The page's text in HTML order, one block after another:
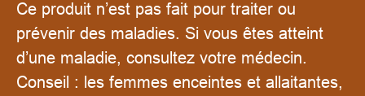
Ce produit n’est pas fait pour traiter ou
prévenir des maladies. Si vous êtes atteint
d’une maladie, consultez votre médecin.
Conseil : les femmes enceintes et allaitantes,